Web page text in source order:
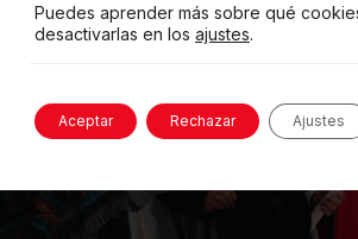
Puedes aprender más sobre qué
desactivarlas en los ajustes.
Aceptar Rechazar Ajustes